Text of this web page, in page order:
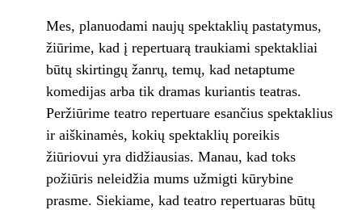
Mes, planuodami naujų spektaklių pastatymus,
žiūrime, kad į repertuarą traukiami spektakliai
būtų skirtingų žanrų, temų, kad netaptume
komedijas arba tik dramas kuriantis teatras.
Peržiūrime teatro repertuare esančius spektaklius
ir aiškinamės, kokių spektaklių poreikis
žiūriovui yra didžiausias. Manau, kad toks
požiūris neleidžia mums užmigti kūrybine
prasme. Siekiame, kad teatro repertuaras būtų